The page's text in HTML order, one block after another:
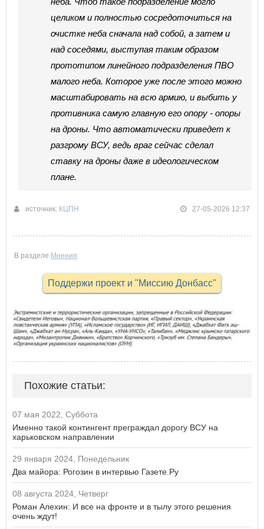
целиком и полностью сосредоточиться на
очистке неба сначала над собой, а затем и
над соседями, выступая таким образом
прототипом линейного подразделения ПВО
малого неба. Которое уже после этого можно
масштабировать на всю армию, и выбить у
противника самую главную его опору - опоры
на дроны. Что автоматически приведет к
разгрому ВСУ, ведь враг сейчас сделал
ставку на дроны даже в идеологическом
плане.
источник: КЦПН 27-05-2026 12:37
В разделе Мнения
Поддержи проект и "Миссию Донбасс"
Похожие статьи:
07 мая 2022, Суббота
Именно такой контингент преграждал дорогу ВСУ на
харьковском направлении
29 января 2024, Понедельник
Два майора: Рогозин в интервью Газете.Ру
08 августа 2024, Четверг
Роман Алехин: И все на фронте и в тылу этого решения
очень ждут!